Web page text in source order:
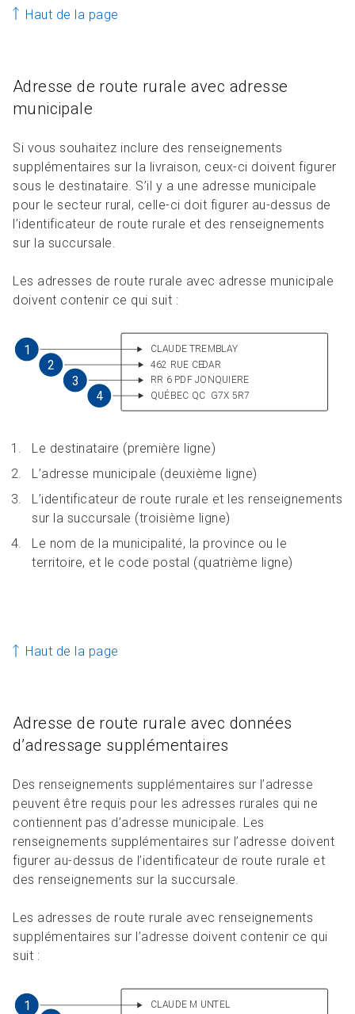
Haut de la page
Adresse de route rurale avec adresse
municipale
Si vous souhaitez inclure des renseignements
supplémentaires sur la livraison, ceux-ci doivent figurer
sous le destinataire. S’il y a une adresse municipale
pour le secteur rural, celle-ci doit figurer au-dessus de
l’identificateur de route rurale et des renseignements
sur la succursale.
Les adresses de route rurale avec adresse municipale
doivent contenir ce qui suit :
Le destinataire (première ligne)
L’adresse municipale (deuxième ligne)
L’identificateur de route rurale et les renseignements
sur la succursale (troisième ligne)
Le nom de la municipalité, la province ou le
territoire, et le code postal (quatrième ligne)
Haut de la page
Adresse de route rurale avec données
d’adressage supplémentaires
Des renseignements supplémentaires sur l’adresse
peuvent être requis pour les adresses rurales qui ne
contiennent pas d’adresse municipale. Les
renseignements supplémentaires sur l’adresse doivent
figurer au-dessus de l’identificateur de route rurale et
des renseignements sur la succursale.
Les adresses de route rurale avec renseignements
supplémentaires sur l’adresse doivent contenir ce qui
suit :